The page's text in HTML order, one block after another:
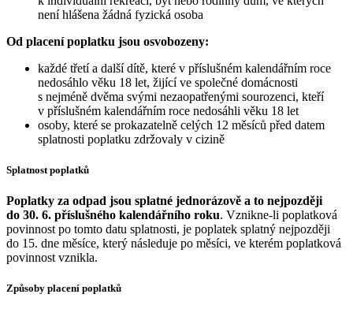
není hlášena žádná fyzická osoba
Od placení poplatku jsou osvobozeny:
každé třetí a další dítě, které v příslušném kalendářním roce
nedosáhlo věku 18 let, žijící ve společné domácnosti
s nejméně dvěma svými nezaopatřenými sourozenci, kteří
v příslušném kalendářním roce nedosáhli věku 18 let
osoby, které se prokazatelně celých 12 měsíců před datem
splatnosti poplatku zdržovaly v cizině
Splatnost poplatků
Poplatky za odpad jsou splatné jednorázově a to nejpozději
do 30. 6. příslušného kalendářního roku. Vznikne-li poplatková
povinnost po tomto datu splatnosti, je poplatek splatný nejpozději
do 15. dne měsíce, který následuje po měsíci, ve kterém poplatková
povinnost vznikla.
Způsoby placení poplatků